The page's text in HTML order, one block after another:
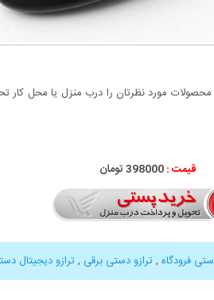
مورد نظرتان را درب منزل یا محل کار
قیمت :398000 تومان
فرودگاه , ترازو دستی برقی , ترازو دیجیتال